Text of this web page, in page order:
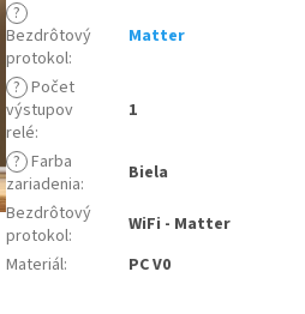
?
Bezdrôtový
protokol:
Matter
? Počet
výstupov
relé:
1
? Farba
zariadenia:
Biela
Bezdrôtový
protokol:
WiFi - Matter
Materiál: PC V0